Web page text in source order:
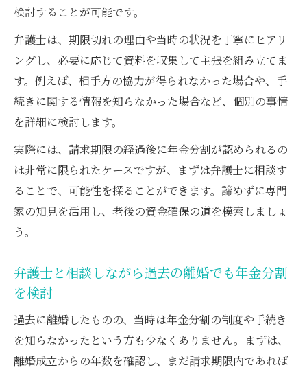
検討することが可能です。
弁護士は、期限切れの理由や当時の状況を丁寧にヒアリ
ングし、必要に応じて資料を収集して主張を組み立てま
す。例えば、相手方の協力が得られなかった場合や、手
続きに関する情報を知らなかった場合など、個別の事情
を詳細に検討します。
実際には、請求期限の経過後に年金分割が認められるの
は非常に限られたケースですが、まずは弁護士に相談す
ることで、可能性を探ることができます。諦めずに専門
家の知見を活用し、老後の資金確保の道を模索しましょ
う。
弁護士と相談しながら過去の離婚でも年金分割
を検討
過去に離婚したものの、当時は年金分割の制度や手続き
を知らなかったという方も少なくありません。まずは、
離婚成立からの年数を確認し、まだ請求期限内であれば